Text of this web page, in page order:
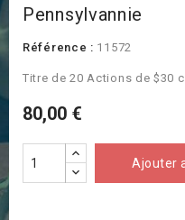
Pennsylvannie
Référence : 11572
Titre de 20 Actions de $30
80,00 €
Ajouter